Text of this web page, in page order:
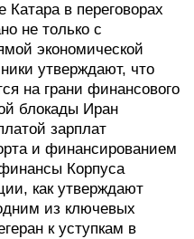
в переговорах
не только с
экономической
утверждают, что
на грани финансового
блокады Иран
зарплат
и финансированием
Корпуса
как утверждают
из ключевых
к уступкам в